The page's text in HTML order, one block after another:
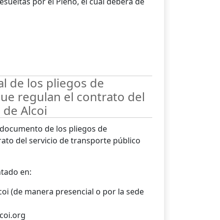
de los pliegos de
regulan el contrato del
Alcoi
de los pliegos de
del servicio de transporte público
en:
(de manera presencial o por la sede